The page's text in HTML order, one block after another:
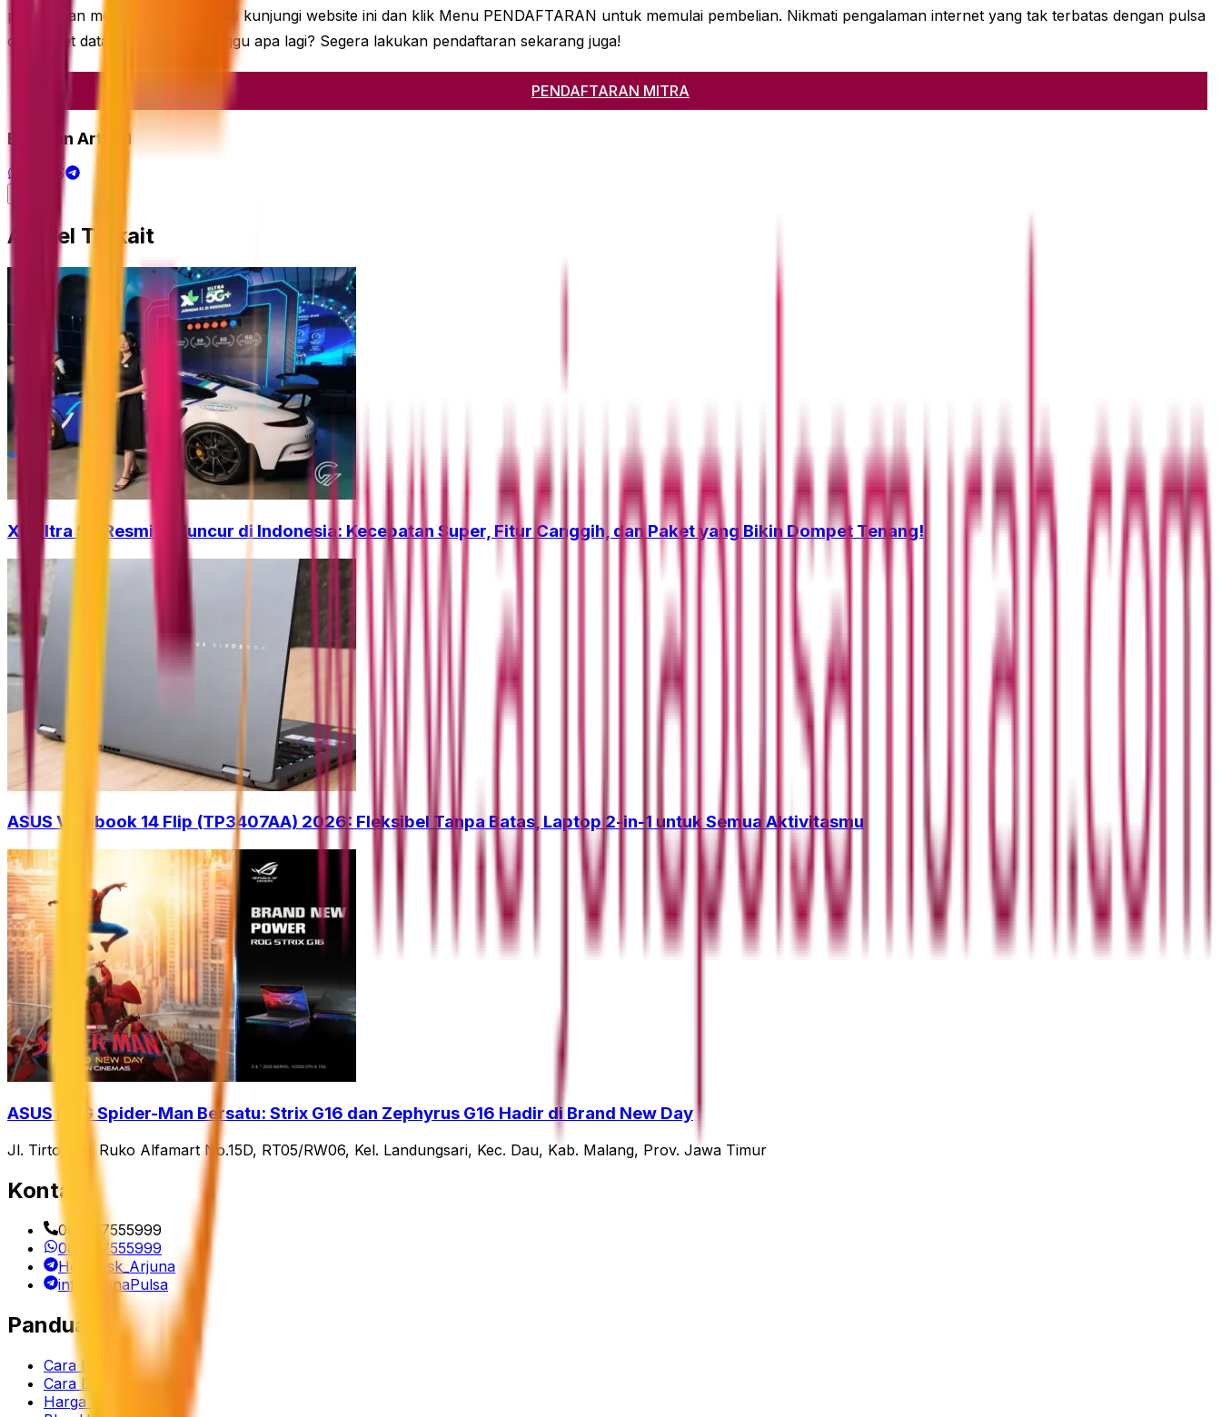
penawaran menarik kami. Segera kunjungi website ini dan klik Menu PENDAFTARAN untuk memulai pembelian. Nikmati pengalaman internet yang tak terbatas dengan pulsa
dan paket data terpercaya. Tunggu apa lagi? Segera lakukan pendaftaran sekarang juga!
PENDAFTARAN MITRA
Bagikan Artikel
Artikel Terkait
XL Ultra 5G Resmi Meluncur di Indonesia: Kecepatan Super, Fitur Canggih, dan Paket yang Bikin Dompet Tenang!
ASUS Vivobook 14 Flip (TP3407AA) 2026: Fleksibel Tanpa Batas, Laptop 2-in-1 untuk Semua Aktivitasmu
ASUS ROG Spider-Man Bersatu: Strix G16 dan Zephyrus G16 Hadir di Brand New Day
Jl. Tirtojoyo, Ruko Alfamart No.15D, RT05/RW06, Kel. Landungsari, Kec. Dau, Kab. Malang, Prov. Jawa Timur
Kontak
082257555999
082257555999
Helpdesk_Arjuna
infoArjunaPulsa
Panduan
Cara Daftar
Cara Deposit
Harga Produk